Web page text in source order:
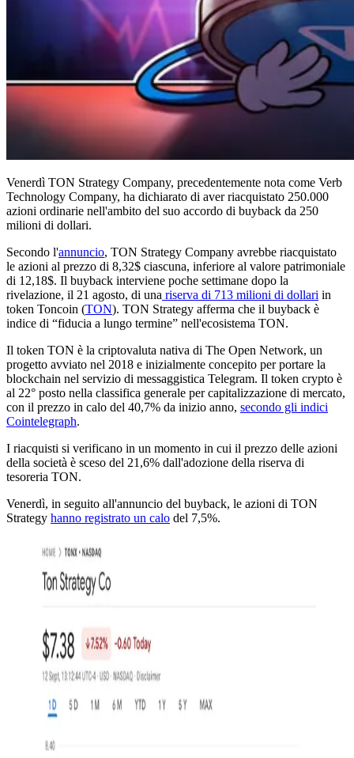
Venerdì TON Strategy Company, precedentemente nota come Verb
Technology Company, ha dichiarato di aver riacquistato 250.000
azioni ordinarie nell'ambito del suo accordo di buyback da 250
milioni di dollari.
Secondo l'annuncio, TON Strategy Company avrebbe riacquistato
le azioni al prezzo di 8,32$ ciascuna, inferiore al valore patrimoniale
di 12,18$. Il buyback interviene poche settimane dopo la
rivelazione, il 21 agosto, di una riserva di 713 milioni di dollari in
token Toncoin (TON). TON Strategy afferma che il buyback è
indice di “fiducia a lungo termine” nell'ecosistema TON.
Il token TON è la criptovaluta nativa di The Open Network, un
progetto avviato nel 2018 e inizialmente concepito per portare la
blockchain nel servizio di messaggistica Telegram. Il token crypto è
al 22° posto nella classifica generale per capitalizzazione di mercato,
con il prezzo in calo del 40,7% da inizio anno, secondo gli indici
Cointelegraph.
I riacquisti si verificano in un momento in cui il prezzo delle azioni
della società è sceso del 21,6% dall'adozione della riserva di
tesoreria TON.
Venerdì, in seguito all'annuncio del buyback, le azioni di TON
Strategy hanno registrato un calo del 7,5%.